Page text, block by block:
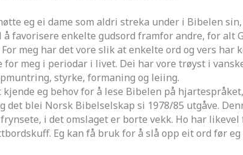
eg ei dame som aldri streka under i Bibelen
å favorisere enkelte gudsord framfor andre, for alt
meg har det vore slik at enkelte ord og vers har
for meg i periodar i livet. Dei har vore trøyst i
styrke, formaning og leiing.
kjende eg behov for å lese Bibelen på
det blei Norsk Bibelselskap si 1978/85 utgåve.
i det omslaget er borte vekk. Ho har
Eg kan få bruk for å slå opp eit ord før eg